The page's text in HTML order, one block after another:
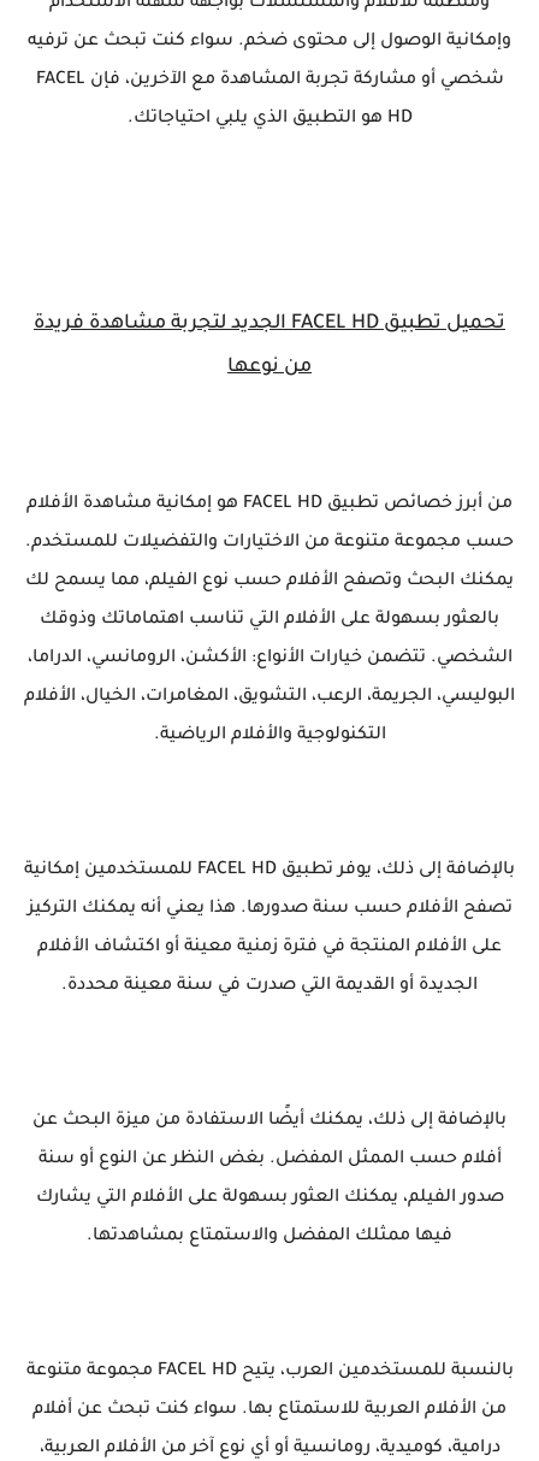
وإمكانية الوصول إلى محتوى ضخم. سواء كنت تبحث عن ترفيه
شخصي أو مشاركة تجربة المشاهدة مع الآخرين، فإن FACEL
HD هو التطبيق الذي يلبي احتياجاتك.
تحميل تطبيق FACEL HD الجديد لتجربة مشاهدة فريدة
من نوعها
من أبرز خصائص تطبيق FACEL HD هو إمكانية مشاهدة الأفلام
حسب مجموعة متنوعة من الاختيارات والتفضيلات للمستخدم.
يمكنك البحث وتصفح الأفلام حسب نوع الفيلم، مما يسمح لك
بالعثور بسهولة على الأفلام التي تناسب اهتماماتك وذوقك
الشخصي. تتضمن خيارات الأنواع: الأكشن، الرومانسي، الدراما،
البوليسي، الجريمة، الرعب، التشويق، المغامرات، الخيال، الأفلام
التكنولوجية والأفلام الرياضية.
بالإضافة إلى ذلك، يوفر تطبيق FACEL HD للمستخدمين إمكانية
تصفح الأفلام حسب سنة صدورها. هذا يعني أنه يمكنك التركيز
على الأفلام المنتجة في فترة زمنية معينة أو اكتشاف الأفلام
الجديدة أو القديمة التي صدرت في سنة معينة محددة.
بالإضافة إلى ذلك، يمكنك أيضًا الاستفادة من ميزة البحث عن
أفلام حسب الممثل المفضل. بغض النظر عن النوع أو سنة
صدور الفيلم، يمكنك العثور بسهولة على الأفلام التي يشارك
فيها ممثلك المفضل والاستمتاع بمشاهدتها.
بالنسبة للمستخدمين العرب، يتيح FACEL HD مجموعة متنوعة
من الأفلام العربية للاستمتاع بها. سواء كنت تبحث عن أفلام
درامية، كوميدية، رومانسية أو أي نوع آخر من الأفلام العربية،